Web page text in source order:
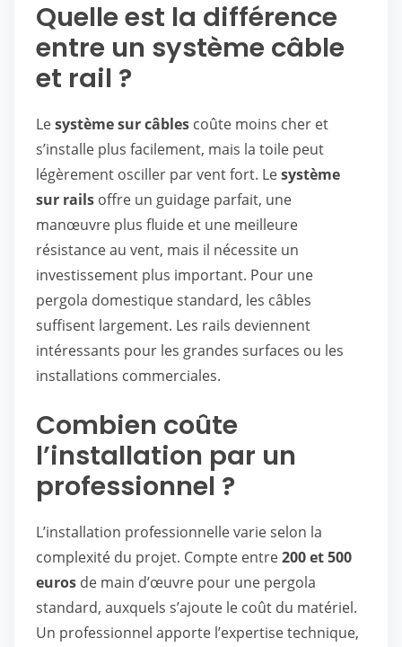
Quelle est la différence
entre un système câble
et rail ?
Lesystème sur câbles coûte moins cher et
s’installe plus facilement, mais la toile peut
légèrement osciller par vent fort. Lesystème
sur rails offre un guidage parfait, une
manœuvre plus fluide et une meilleure
résistance au vent, mais il nécessite un
investissement plus important. Pour une
pergola domestique standard, les câbles
suffisent largement. Les rails deviennent
intéressants pour les grandes surfaces ou les
installations commerciales.
Combien coûte
l’installation par un
professionnel ?
L’installation professionnelle varie selon la
complexité du projet. Compte entre200 et 500
euros de main d’œuvre pour une pergola
standard, auxquels s’ajoute le coût du matériel.
Un professionnel apporte l’expertise technique,